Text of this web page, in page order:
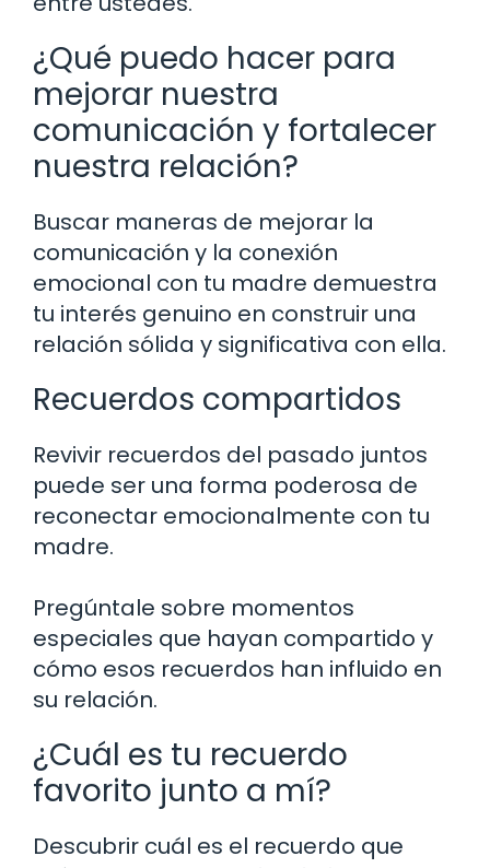
¿Qué puedo hacer para
mejorar nuestra
comunicación y fortalecer
nuestra relación?
Buscar maneras de mejorar la
comunicación y la conexión
emocional con tu madre demuestra
tu interés genuino en construir una
relación sólida y significativa con ella.
Recuerdos compartidos
Revivir recuerdos del pasado juntos
puede ser una forma poderosa de
reconectar emocionalmente con tu
madre.
Pregúntale sobre momentos
especiales que hayan compartido y
cómo esos recuerdos han influido en
su relación.
¿Cuál es tu recuerdo
favorito junto a mí?
Descubrir cuál es el recuerdo que